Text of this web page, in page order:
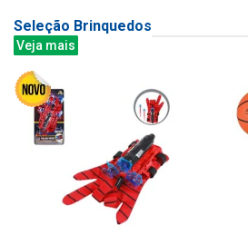
Seleção Brinquedos
Veja mais